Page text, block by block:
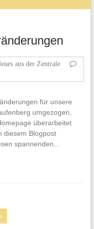
aus der Zentrale
für unsere
umgezogen,
überarbeitet
diesem Blogpost
spannenden…